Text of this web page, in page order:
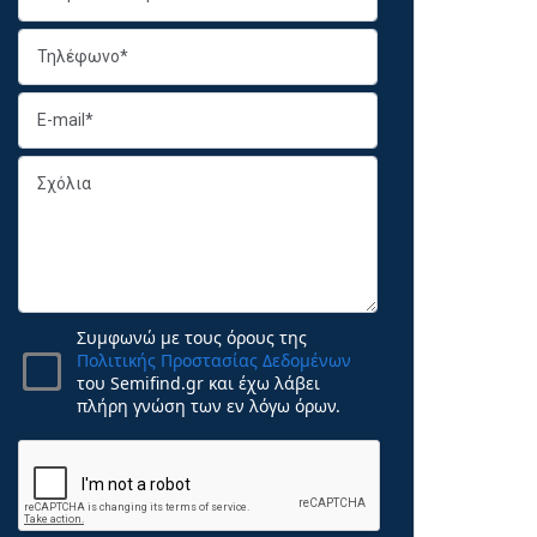
Συμφωνώ με τους όρους της
Πολιτικής Προστασίας Δεδομένων
του Semifind.gr και έχω λάβει
πλήρη γνώση των εν λόγω όρων.